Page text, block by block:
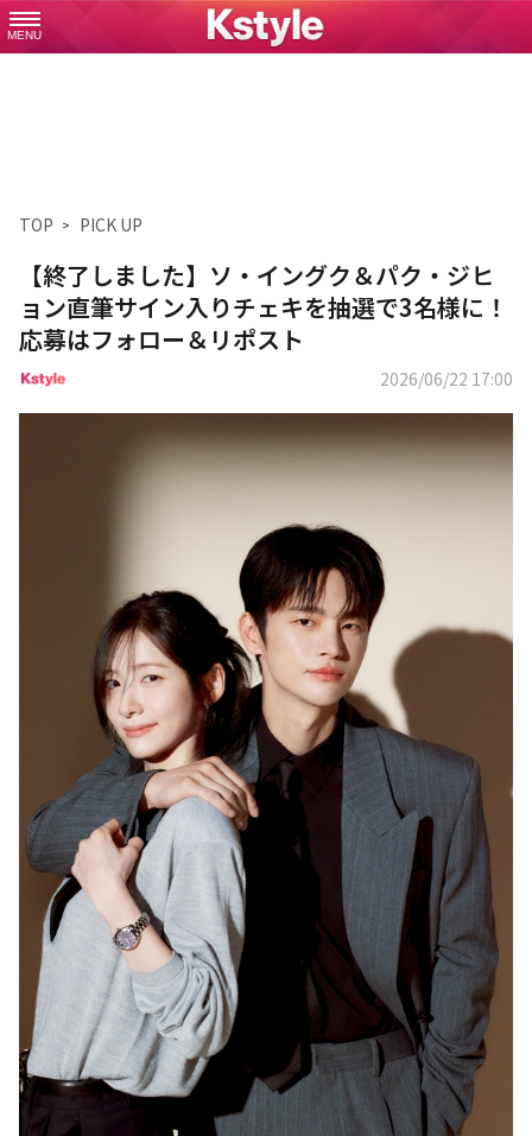
MENU
TOP PICK UP
【終了しました】ソ・イングク＆パク・ジヒ
ョン直筆サイン入りチェキを抽選で3名様に！
応募はフォロー＆リポスト
2026/06/22 17:00